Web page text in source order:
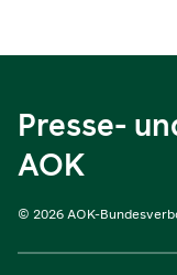
Presse-
AOK
© 2026 AOK-